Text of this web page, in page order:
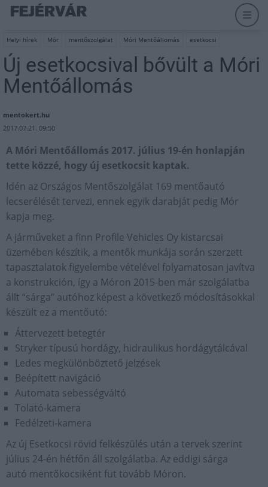
Helyi hírek Mór mentőszolgálat Móri Mentőállomás esetkocsi
Új esetkocsival bővült a Móri
Mentőállomás
mentokert.hu
2017.07.21. 09:50
A Móri Mentőállomás 2017. július 19-én honlapján
tette közzé, hogy új esetkocsit kaptak.
Idén az Országos Mentőszolgálat 169 mentőautó
lecserélését tervezi, ennek egyik darabját pedig Mór
kapja meg.
A járműveket a finn Profile Vehicles Oy kistarcsai
üzemében készítik, a mentők munkája során szerzett
tapasztalatok figyelembe vételével folyamatosan javítva
a konstrukción, így a Móron 2015-ben már szolgálatba
állt “sárga” autóhoz képest a következő módosításokkal
készült ez a mentőutó:
Áttervezett betegtér
Stryker típusú hordágy, hidraulikus hordágytálcával
Ledes megkülönböztető jelzések
Beépített navigáció
Automata sebességváltó
Tolató-kamera
Fedélzeti-kamera
Az új Esetkocsi rövid felkészülés után a tervek szerint
július 24-én hétfőn áll szolgálatba. Az eddigi sárga
autó mentőkocsiként fut tovább Móron.